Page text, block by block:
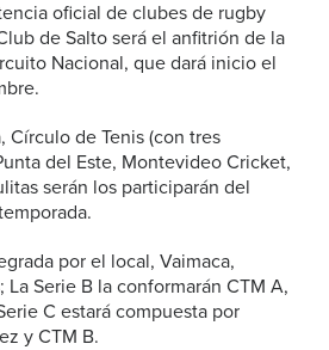
oficial de clubes de rugby
de Salto será el anfitrión de la
Nacional, que dará inicio el
Círculo de Tenis (con tres
del Este, Montevideo Cricket,
serán los participarán del
por el local, Vaimaca,
Serie B la conformarán CTM A,
C estará compuesta por
y CTM B.